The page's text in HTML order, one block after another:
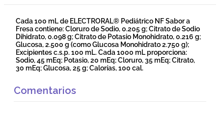
Cada 100 mL de ELECTRORAL® Pediátrico NF Sabor a
Fresa contiene: Cloruro de Sodio, 0.205 g; Citrato de Sodio
Dihidrato, 0.098 g; Citrato de Potasio Monohidrato, 0.216 g;
Glucosa, 2.500 g (como Glucosa Monohidrato 2.750 g);
Excipientes c.s.p. 100 mL. Cada 1000 mL proporciona:
Sodio, 45 mEq; Potasio, 20 mEq; Cloruro, 35 mEq; Citrato,
30 mEq; Glucosa, 25 g; Calorías, 100 cal.
Comentarios